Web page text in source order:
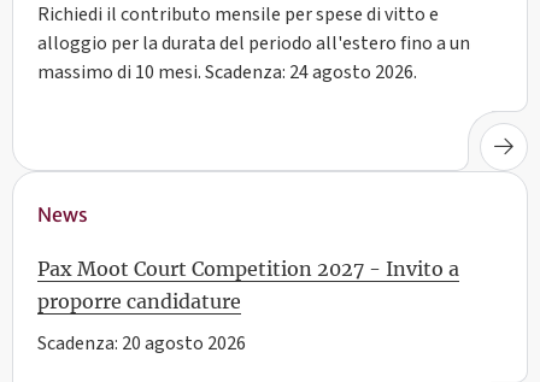
Richiedi il contributo mensile per spese di vitto e
alloggio per la durata del periodo all'estero fino a un
massimo di 10 mesi. Scadenza: 24 agosto 2026.
News
Pax Moot Court Competition 2027 - Invito a
proporre candidature
Scadenza: 20 agosto 2026